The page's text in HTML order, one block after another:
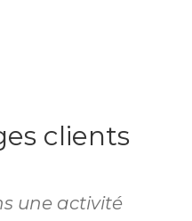
clients
une activité